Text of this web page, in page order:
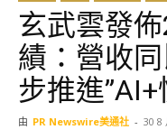
玄武雲發
績：營收
步推進
由 PR Newswire美通社 - 30 8